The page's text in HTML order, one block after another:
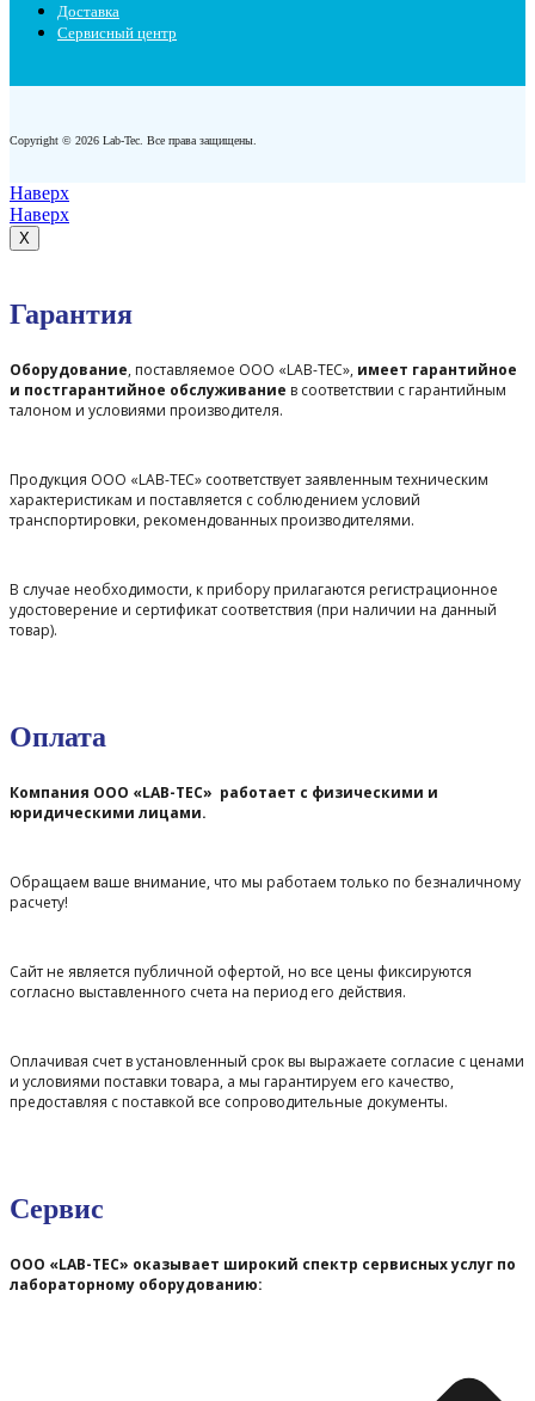
Доставка
Сервисный центр
Copyright © 2026 Lab-Tec. Все права защищены.
Наверх
Наверх
X
Гарантия
Оборудование, поставляемое ООО «LAB-TEC», имеет гарантийное
и постгарантийное обслуживание в соответствии с гарантийным
талоном и условиями производителя.
Продукция ООО «LAB-TEC» соответствует заявленным техническим
характеристикам и поставляется с соблюдением условий
транспортировки, рекомендованных производителями.
В случае необходимости, к прибору прилагаются регистрационное
удостоверение и сертификат соответствия (при наличии на данный
товар).
Оплата
Компания ООО «LAB-TEC» работает с физическими и
юридическими лицами.
Обращаем ваше внимание, что мы работаем только по безналичному
расчету!
Сайт не является публичной офертой, но все цены фиксируются
согласно выставленного счета на период его действия.
Оплачивая счет в установленный срок вы выражаете согласие с ценами
и условиями поставки товара, а мы гарантируем его качество,
предоставляя с поставкой все сопроводительные документы.
Сервис
ООО «LAB-TEC» оказывает широкий спектр сервисных услуг по
лабораторному оборудованию: